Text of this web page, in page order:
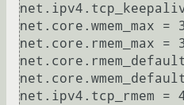
net.core.wmem_max =
net.core.rmem_max =
net.ipv4.tcp_rmem =